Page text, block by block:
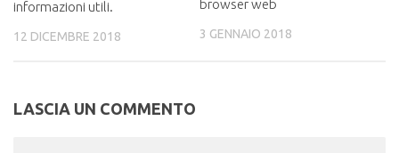
informazioni utili.
12 DICEMBRE 2018
browser web
3 GENNAIO 2018
LASCIA UN COMMENTO